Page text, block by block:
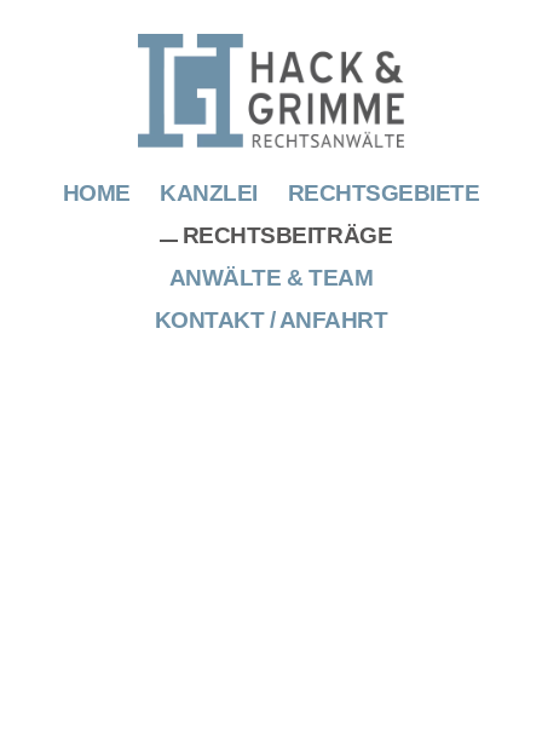
HOME KANZLEI
RECHTSGEBIETE
RECHTSBEITRÄGE
ANWÄLTE & TEAM
KONTAKT / ANFAHRT